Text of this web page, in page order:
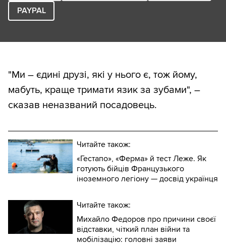
PAYPAL
"Ми – єдині друзі, які у нього є, тож йому,
мабуть, краще тримати язик за зубами", –
сказав неназваний посадовець.
Читайте також:
«Гестапо», «Ферма» й тест Леже. Як
готують бійців Французького
іноземного легіону — досвід українця
Читайте також:
Михайло Федоров про причини своєї
відставки, чіткий план війни та
мобілізацію: головні заяви